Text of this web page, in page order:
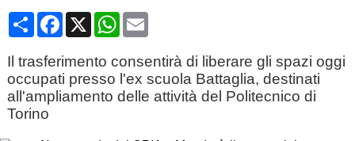
CondividiFacebook
X WhatsApp
Email
Il trasferimento consentirà di liberare gli spazi oggi
occupati presso l'ex scuola Battaglia, destinati
all'ampliamento delle attività del Politecnico di
Torino